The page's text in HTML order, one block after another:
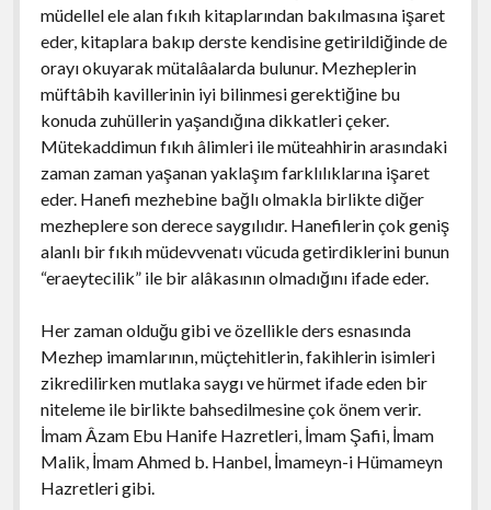
müdellel ele alan fıkıh kitaplarından bakılmasına işaret
eder, kitaplara bakıp derste kendisine getirildiğinde de
orayı okuyarak mütalâalarda bulunur. Mezheplerin
müftâbih kavillerinin iyi bilinmesi gerektiğine bu
konuda zuhüllerin yaşandığına dikkatleri çeker.
Mütekaddimun fıkıh âlimleri ile müteahhirin arasındaki
zaman zaman yaşanan yaklaşım farklılıklarına işaret
eder. Hanefi mezhebine bağlı olmakla birlikte diğer
mezheplere son derece saygılıdır. Hanefilerin çok geniş
alanlı bir fıkıh müdevvenatı vücuda getirdiklerini bunun
“eraeytecilik” ile bir alâkasının olmadığını ifade eder.
Her zaman olduğu gibi ve özellikle ders esnasında
Mezhep imamlarının, müçtehitlerin, fakihlerin isimleri
zikredilirken mutlaka saygı ve hürmet ifade eden bir
niteleme ile birlikte bahsedilmesine çok önem verir.
İmam Âzam Ebu Hanife Hazretleri, İmam Şafii, İmam
Malik, İmam Ahmed b. Hanbel, İmameyn-i Hümameyn
Hazretleri gibi.